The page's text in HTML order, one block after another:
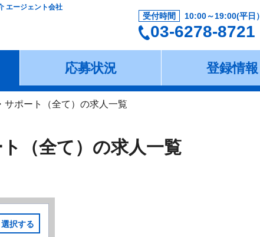
エージェント会社
受付時間 10:00～19:00(平日）
03-6278-8721
応募状況 登録情報
サポート（全て）の求人一覧
（全て）の求人一覧
選択する